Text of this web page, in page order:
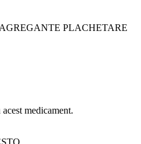
PLACHETARE
medicament.